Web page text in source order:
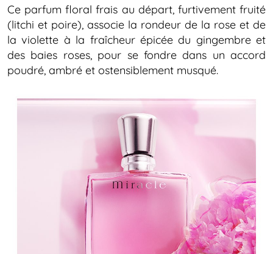
Ce parfum floral frais au départ, furtivement fruité
(litchi et poire), associe la rondeur de la rose et de
la violette à la fraîcheur épicée du gingembre et
des baies roses, pour se fondre dans un accord
poudré, ambré et ostensiblement musqué.